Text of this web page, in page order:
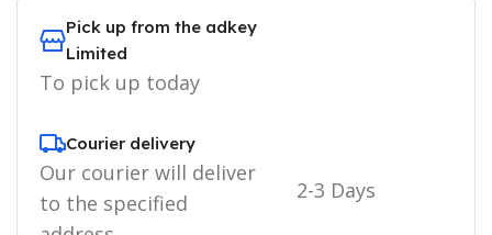
Pick up from the adkey
Limited
To pick up today
Courier delivery
Our courier will deliver
to the specified
2-3 Days